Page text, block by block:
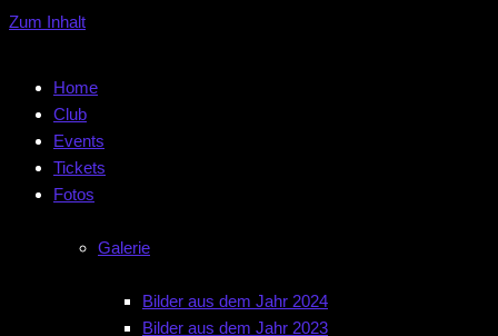
Zum Inhalt
Home
Club
Events
Tickets
Fotos
Galerie
Bilder aus dem Jahr 2024
Bilder aus dem Jahr 2023